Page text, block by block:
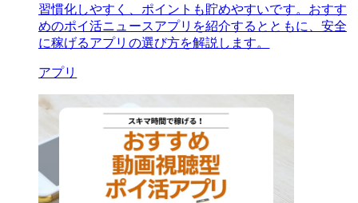
習慣化しやすく、ポイントも貯めやすいです。おすす
めのポイ活ニュースアプリを紹介するとともに、安全
に稼げるアプリの選び方を解説します。
アプリ